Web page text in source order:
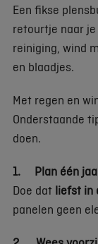
Een fikse
retourtje naar
reiniging, wind
en blaadjes.
Met regen en
Onderstaande
doen.
1. Plan één
Doe dat liefst in
panelen geen